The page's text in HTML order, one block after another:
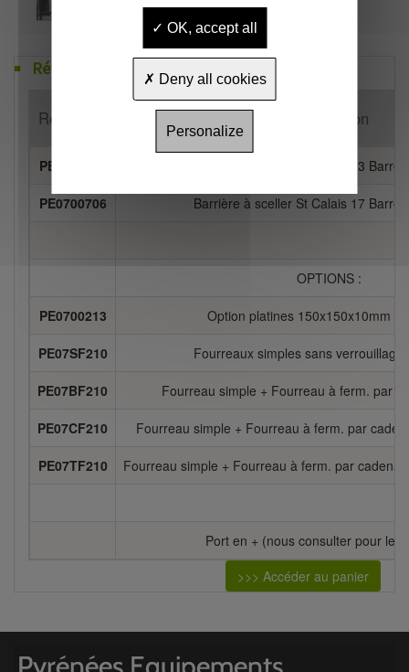
Références
Référence Désignation
PE0700713 Barrière à sceller St Calais 13
PE0700706 Barrière à sceller St Calais 17
OPTIONS :
PE0700213 Option platines 150x150x10mm -
PE07SF210 Fourreaux simples sans verrouillage
PE07BF210 Fourreau simple + Fourreau à ferm. par
PE07CF210 Fourreau simple + Fourreau à ferm. par
PE07TF210 Fourreau simple + Fourreau à ferm. par
Port en + (nous consulter pour le
>>> Accéder au panier
OK, accept all
Deny all cookies
Personalize